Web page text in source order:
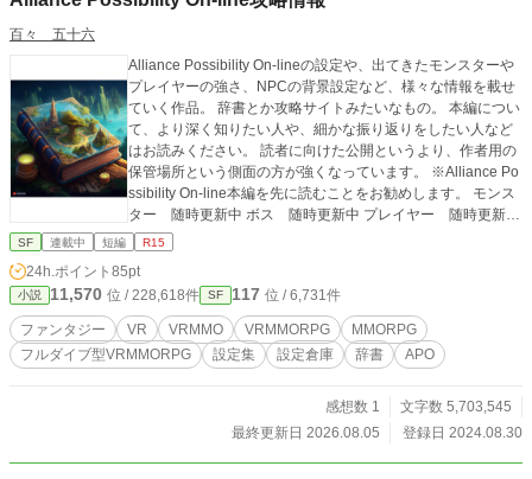
百々 五十六
Alliance Possibility On-lineの設定や、出てきたモンスターや
プレイヤーの強さ、NPCの背景設定など、様々な情報を載せ
ていく作品。 辞書とか攻略サイトみたいなもの。 本編につい
て、より深く知りたい人や、細かな振り返りをしたい人など
はお読みください。 読者に向けた公開というより、作者用の
保管場所という側面の方が強くなっています。 ※Alliance Po
ssibility On-line本編を先に読むことをお勧めします。 モンス
ター 随時更新中 ボス 随時更新中 プレイヤー 随時更新中
NPC 随時更新中 リアル人間 随時更新中 アイテム 随時更
新中 スキル 随時更新中 称号 随時更新中 設定 随時更新
中 用語 随時更新中 資料 随時更新中 料理 随時更新中 成
長記録 随時更新中 生産 完了 削除話 随時更新中
SF 連載中 短編 R15
24h.ポイント 85pt
小説 11,570 位 / 228,618件 SF 117 位 / 6,731件
ファンタジー VR VRMMO VRMMORPG
MMORPG
フルダイブ型VRMMORPG
設定集 設定倉庫 辞書 APO
感想数 1
文字数 5,703,545
最終更新日 2026.08.05
登録日 2024.08.30